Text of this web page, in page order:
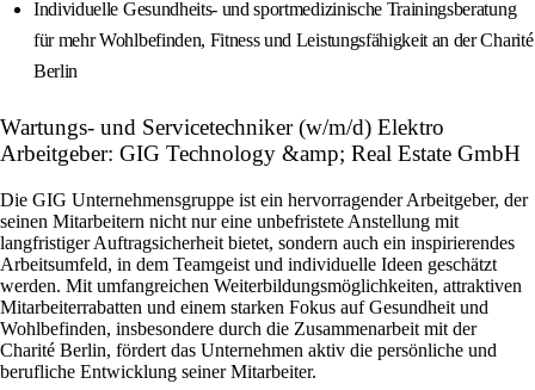
Individuelle Gesundheits- und sportmedizinische Trainingsberatung
für mehr Wohlbefinden, Fitness und Leistungsfähigkeit an der Charité
Berlin
Wartungs- und Servicetechniker (w/m/d) Elektro
Arbeitgeber: GIG Technology &amp; Real Estate GmbH
Die GIG Unternehmensgruppe ist ein hervorragender Arbeitgeber, der
seinen Mitarbeitern nicht nur eine unbefristete Anstellung mit
langfristiger Auftragsicherheit bietet, sondern auch ein inspirierendes
Arbeitsumfeld, in dem Teamgeist und individuelle Ideen geschätzt
werden. Mit umfangreichen Weiterbildungsmöglichkeiten, attraktiven
Mitarbeiterrabatten und einem starken Fokus auf Gesundheit und
Wohlbefinden, insbesondere durch die Zusammenarbeit mit der
Charité Berlin, fördert das Unternehmen aktiv die persönliche und
berufliche Entwicklung seiner Mitarbeiter.